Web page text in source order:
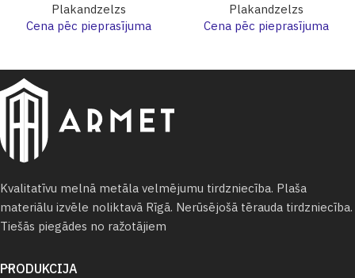
Plakandzelzs
Cena pēc pieprasījuma
Plakandzelzs
Cena pēc pieprasījuma
Kvalitatīvu melnā metāla velmējumu tirdzniecība. Plaša
materiālu izvēle noliktavā Rīgā. Nerūsējošā tērauda tirdzniecība.
Tiešās piegādes no ražotājiem
PRODUKCIJA